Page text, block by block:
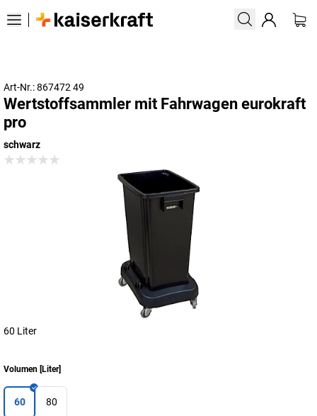
Art-Nr.: 867472 49
Wertstoffsammler mit Fahrwagen eurokraft
pro
schwarz
60 Liter
Volumen [Liter]
60 80